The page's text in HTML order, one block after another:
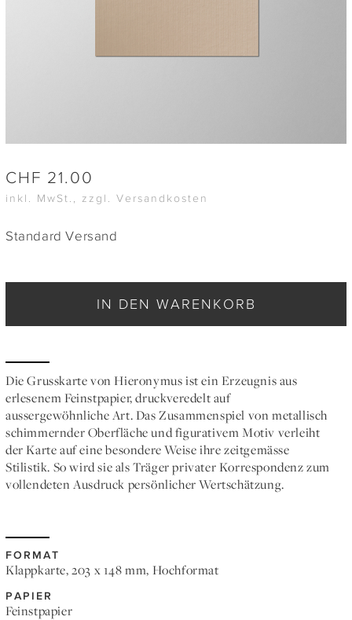
CHF 21.00
inkl. MwSt., zzgl. Versandkosten
Standard Versand
IN DEN WARENKORB
Die Grusskarte von Hieronymus ist ein Erzeugnis aus
erlesenem Feinstpapier, druckveredelt auf
aussergewöhnliche Art. Das Zusammenspiel von metallisch
schimmernder Oberfläche und figurativem Motiv verleiht
der Karte auf eine besondere Weise ihre zeitgemässe
Stilistik. So wird sie als Träger privater Korrespondenz zum
vollendeten Ausdruck persönlicher Wertschätzung.
FORMAT
Klappkarte, 203 x 148 mm, Hochformat
PAPIER
Feinstpapier